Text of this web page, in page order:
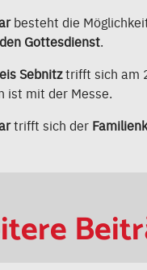
besteht die
Gottesdienst.
Sebnitztrifft sich am
ist mit der Messe.
trifft sich der